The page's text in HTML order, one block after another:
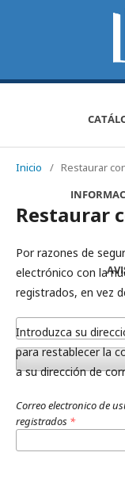
Inicio / Restaurar
Restaurar
Por razones de
electrónico con la
registrados, en vez
Introduzca su
para restablecer la
a su dirección de
Correo electronico de
registrados *